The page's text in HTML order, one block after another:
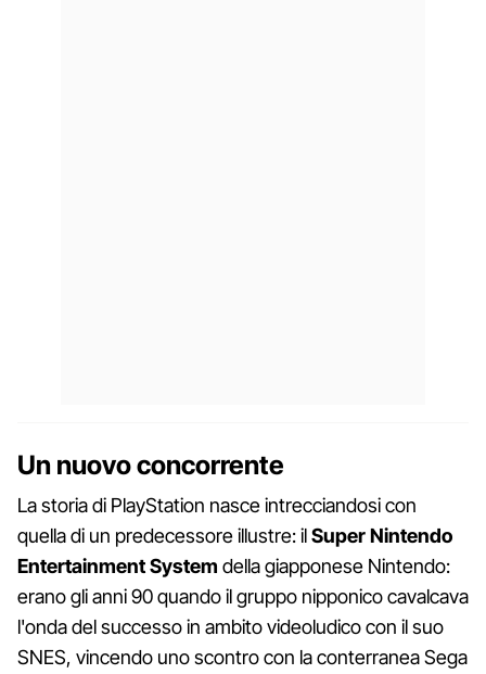
Un nuovo concorrente
La storia di PlayStation nasce intrecciandosi con
quella di un predecessore illustre: ilSuper Nintendo
Entertainment System della giapponese Nintendo:
erano gli anni 90 quando il gruppo nipponico cavalcava
l'onda del successo in ambito videoludico con il suo
SNES, vincendo uno scontro con la conterranea Sega